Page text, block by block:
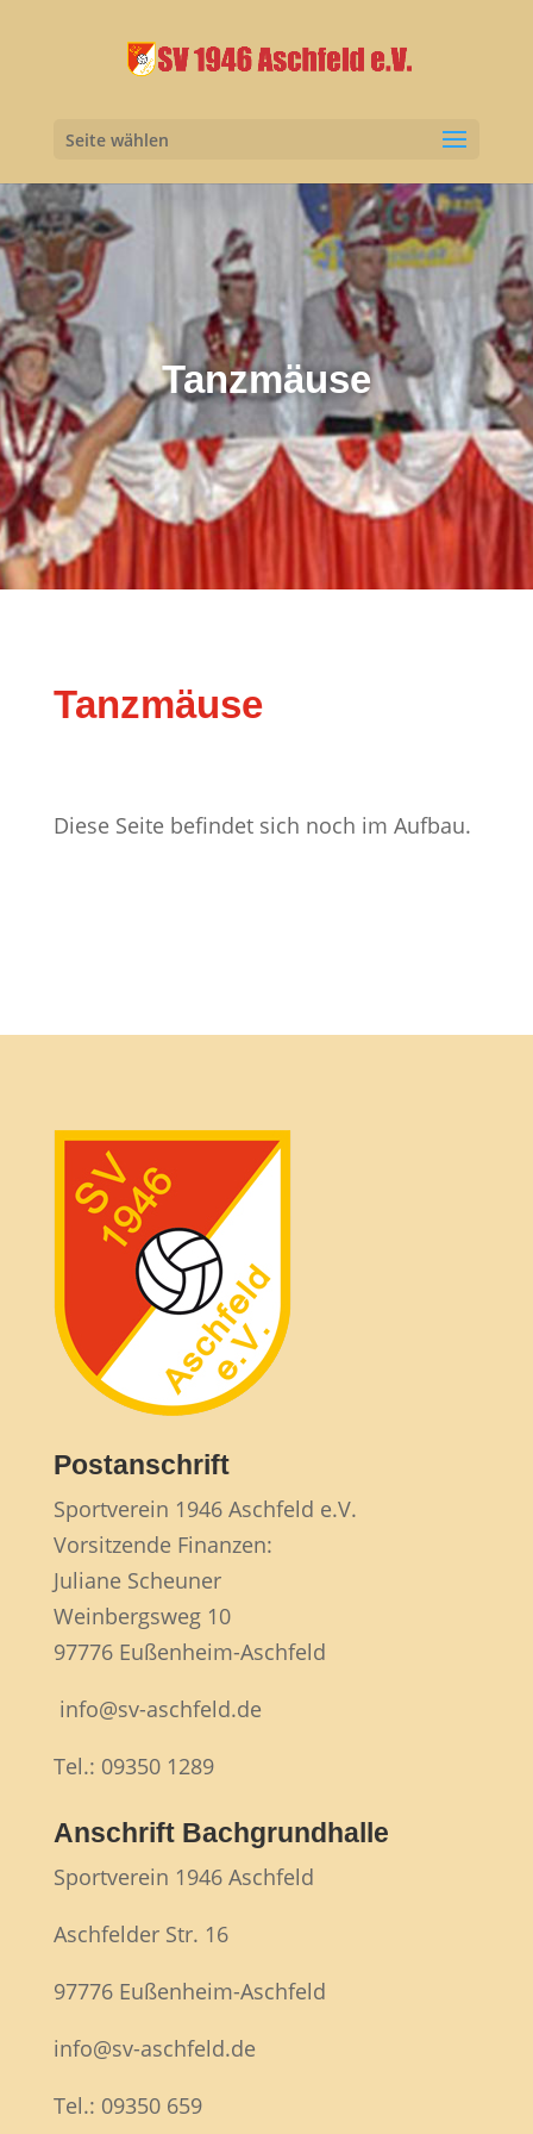
Seite wählen
Tanzmäuse
Tanzmäuse
Diese Seite befindet sich noch im Aufbau.
Postanschrift
Sportverein 1946 Aschfeld e.V.
Vorsitzende Finanzen:
Juliane Scheuner
Weinbergsweg 10
97776 Eußenheim-Aschfeld
info@sv-aschfeld.de
Tel.: 09350 1289
Anschrift Bachgrundhalle
Sportverein 1946 Aschfeld
Aschfelder Str. 16
97776 Eußenheim-Aschfeld
info@sv-aschfeld.de
Tel.: 09350 659